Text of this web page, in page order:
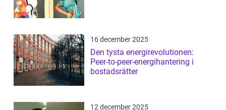
16 december 2025
Den tysta energirevolutionen:
Peer-to-peer-energihantering i
bostadsrätter
12 december 2025